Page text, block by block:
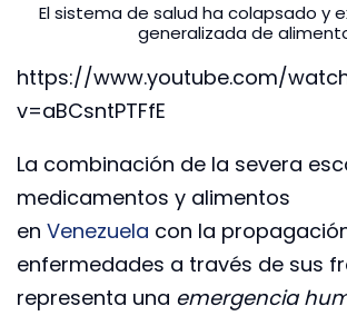
El sistema de salud ha colapsado y
generalizada de
https://www.youtube.com/
v=aBCsntPTFfE
La combinación de la severa
medicamentos y alimentos
en Venezuela con la
enfermedades a través de sus
representa una emergencia